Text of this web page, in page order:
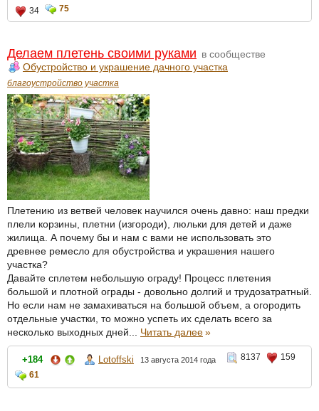
34
75
Делаем плетень своими руками в сообществе
Обустройство и украшение дачного участка
благоустройство участка
Плетению из ветвей человек научился очень давно: наш предки
плели корзины, плетни (изгороди), люльки для детей и даже
жилища. А почему бы и нам с вами не использовать это
древнее ремесло для обустройства и украшения нашего
участка?
Давайте сплетем небольшую ограду! Процесс плетения
большой и плотной ограды - довольно долгий и трудозатратный.
Но если нам не замахиваться на большой объем, а огородить
отдельные участки, то можно успеть их сделать всего за
несколько выходных дней... Читать далее»
+184 Lotoffski 13 августа 2014 года 8137
159
61